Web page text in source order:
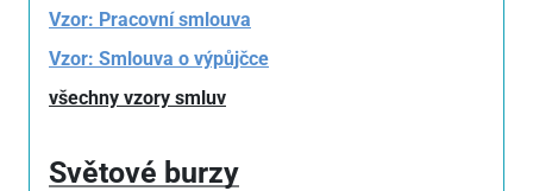
Vzor: Pracovní smlouva
Vzor: Smlouva o výpůjčce
všechny vzory smluv
Světové burzy